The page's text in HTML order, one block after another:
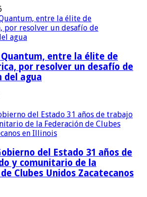
entre la élite de
por resolver un desafío de
del agua
del Estado 31 años de
y comunitario de la
Clubes Unidos Zacatecanos